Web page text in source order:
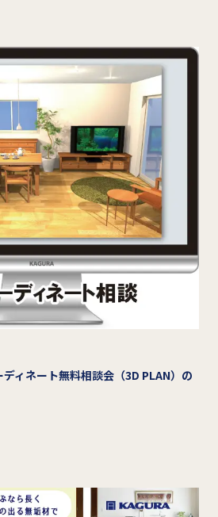
ィネート無料相談会（3D PLAN）の